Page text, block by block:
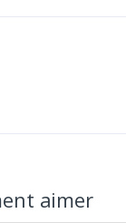
aimer